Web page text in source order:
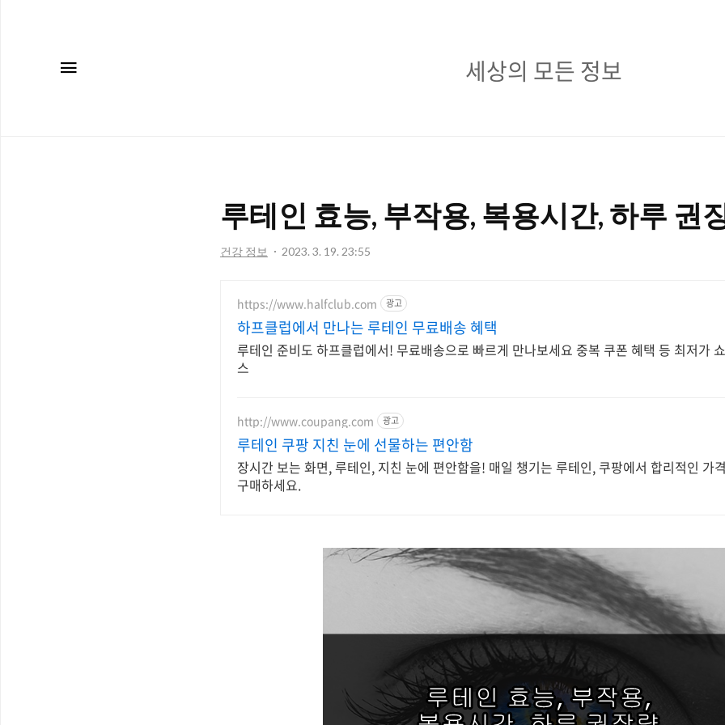
상
정
세상의 모든 정보
루테인 효능, 부작용, 복용시간, 하루 권
건강 정보 2023. 3. 19. 23:55
https://www.halfclub.com 광고
하프클럽에서 만나는 루테인 무료배송 혜택
루테인 준비도 하프클럽에서! 무료배송으로 빠르게 만나보세요 중복 쿠폰 혜택 등 최저가
스
http://www.coupang.com 광고
루테인 쿠팡 지친 눈에 선물하는 편안함
장시간 보는 화면, 루테인, 지친 눈에 편안함을! 매일 챙기는 루테인, 쿠팡에서 합리적인 가
구매하세요.